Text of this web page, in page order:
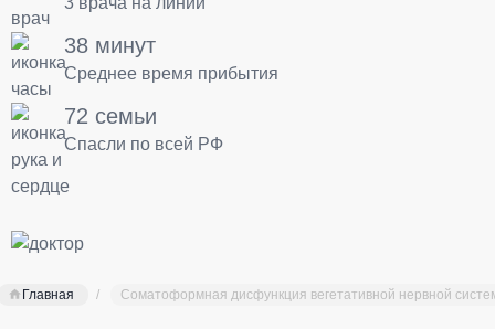
38 минут
Среднее время прибытия
72 семьи
Спасли по всей РФ
Главная Соматоформная дисфункция вегетативной нервной